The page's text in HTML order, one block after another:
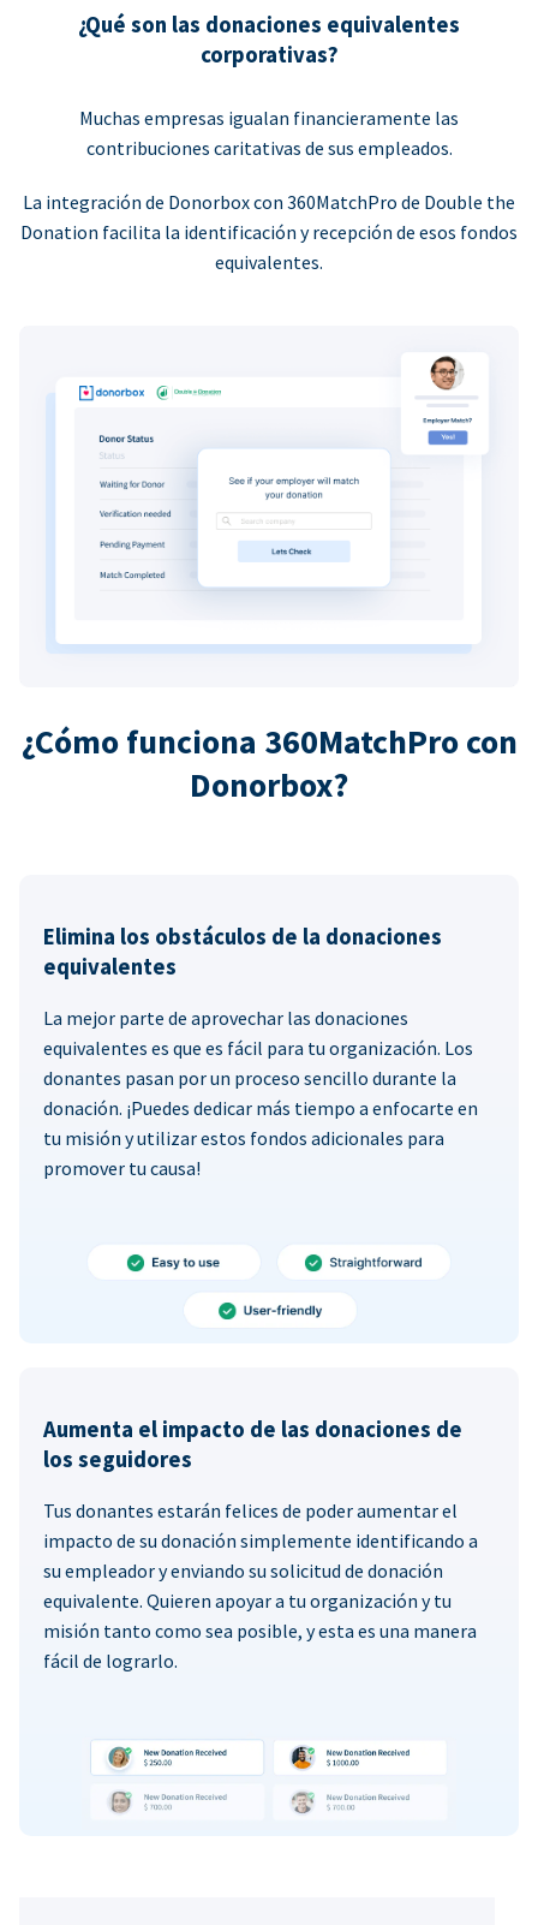
¿Qué son las donaciones equivalentes
corporativas?
Muchas empresas igualan financieramente las
contribuciones caritativas de sus empleados.
La integración de Donorbox con 360MatchPro de Double the
Donation facilita la identificación y recepción de esos fondos
equivalentes.
¿Cómo funciona 360MatchPro con
Donorbox?
Elimina los obstáculos de la donaciones
equivalentes
La mejor parte de aprovechar las donaciones
equivalentes es que es fácil para tu organización. Los
donantes pasan por un proceso sencillo durante la
donación. ¡Puedes dedicar más tiempo a enfocarte en
tu misión y utilizar estos fondos adicionales para
promover tu causa!
Aumenta el impacto de las donaciones de
los seguidores
Tus donantes estarán felices de poder aumentar el
impacto de su donación simplemente identificando a
su empleador y enviando su solicitud de donación
equivalente. Quieren apoyar a tu organización y tu
misión tanto como sea posible, y esta es una manera
fácil de lograrlo.